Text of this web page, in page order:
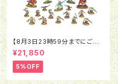
【8月3日23時59分までにご予
約で5％OFF】ウォーハンマー4
0K：キルチーム：エクソダイト
（日本語版）
¥21,850
5%OFF